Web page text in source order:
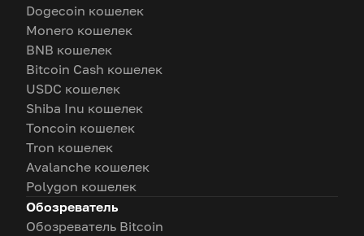
Dogecoin кошелек
Monero кошелек
BNB кошелек
Bitcoin Cash кошелек
USDC кошелек
Shiba Inu кошелек
Toncoin кошелек
Tron кошелек
Avalanche кошелек
Polygon кошелек
Обозреватель
Обозреватель Bitcoin